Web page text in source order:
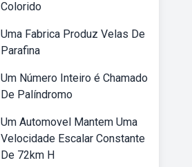
Colorido
Uma Fabrica Produz Velas De
Parafina
Um Número Inteiro é Chamado
De Palíndromo
Um Automovel Mantem Uma
Velocidade Escalar Constante
De 72km H